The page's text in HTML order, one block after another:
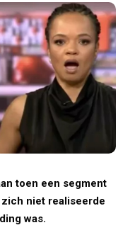
toen een segment
niet realiseerde
was.